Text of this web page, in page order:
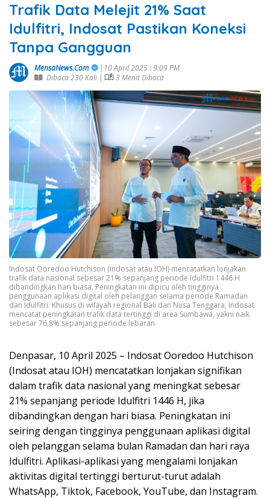
Trafik Data Melejit 21% Saat
Idulfitri, Indosat Pastikan Koneksi
Tanpa Gangguan
MensaNews.Com
|10 April 2025 : 9:09 PM
Dibaca 230 Kali |
3 Menit Dibaca
Indosat Ooredoo Hutchison (Indosat atau IOH) mencatatkan lonjakan
trafik data nasional sebesar 21% sepanjang periode Idulfitri 1446 H
dibandingkan hari biasa. Peningkatan ini dipicu oleh tingginya
penggunaan aplikasi digital oleh pelanggan selama periode Ramadan
dan Idulfitri. Khusus di wilayah regional Bali dan Nusa Tenggara, Indosat
mencatat peningkatan trafik data tertinggi di area Sumbawa, yakni naik
sebesar 76,8% sepanjang periode lebaran.
Denpasar, 10 April 2025 – Indosat Ooredoo Hutchison
(Indosat atau IOH) mencatatkan lonjakan signifikan
dalam trafik data nasional yang meningkat sebesar
21% sepanjang periode Idulfitri 1446 H, jika
dibandingkan dengan hari biasa. Peningkatan ini
seiring dengan tingginya penggunaan aplikasi digital
oleh pelanggan selama bulan Ramadan dan hari raya
Idulfitri. Aplikasi-aplikasi yang mengalami lonjakan
aktivitas digital tertinggi berturut-turut adalah
WhatsApp, Tiktok, Facebook, YouTube, dan Instagram.